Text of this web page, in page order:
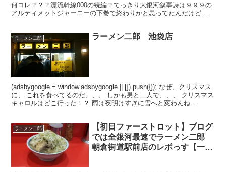
何コレ？？？漂流幹線000の続編？てっきり大銀河叙事詩は９９９の
アルティメットジャーニーの下巻で終わりかと思ってたんだけど…
ラーメン二郎 ラーメン二郎 池袋店
(adsbygoogle = window.adsbygoogle || []).push({}); なぜ、クリスマス
に、 これを食べてるのだ、、、 しかも男と二人で、、、 クリスマス
キャロルはどこ行った！？ 雨は夜明けすぎに雪へと変わんね...
ラーメン二郎
【初日ファーストロット】ブログ
では全銀河最速でラーメン二郎
朝倉街道駅前店のレポっす【一般